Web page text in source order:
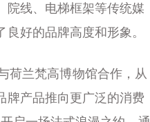
院线、电梯框架等传统媒
好的品牌高度和形象。
兰梵高博物馆合作，从
牌产品推向更广泛的消费